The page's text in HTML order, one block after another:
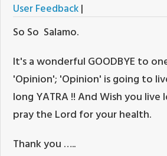
User Feedback |
So So Salamo.
It's a wonderful GOODBYE to
'Opinion'; 'Opinion' is going to
long YATRA !! And Wish you live
pray the Lord for your health.
Thank you …..